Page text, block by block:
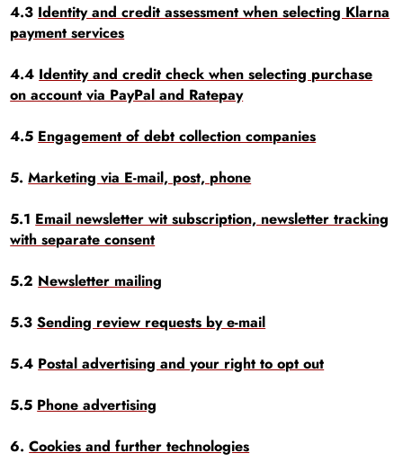
4.3 Identity and credit assessment when selecting Klarna
payment services
4.4 Identity and credit check when selecting purchase
on account via PayPal and Ratepay
4.5 Engagement of debt collection companies
5.Marketing via E-mail, post, phone
5.1 Email newsletter wit subscription, newsletter tracking
with separate consent
5.2 Newsletter mailing
5.3Sending review requests by e-mail
5.4 Postal advertising and your right to opt out
5.5 Phone advertising
6.Cookies and further technologies